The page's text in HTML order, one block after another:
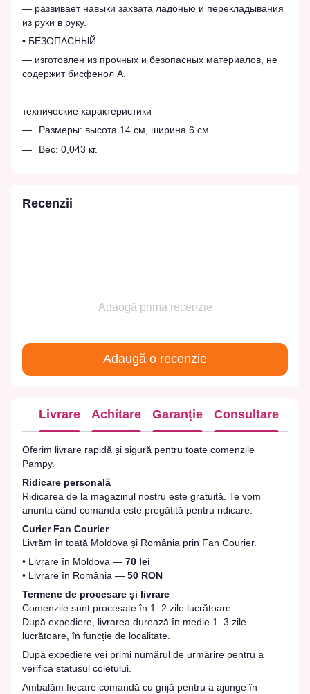
— развивает навыки захвата ладонью и перекладывания
из руки в руку.
• БЕЗОПАСНЫЙ:
— изготовлен из прочных и безопасных материалов, не
содержит бисфенол А.
технические характеристики
Размеры: высота 14 см, ширина 6 см
Вес: 0,043 кг.
Recenzii
Adaogă prima recenzie
Adaugă o recenzie
Livrare Achitare Garanție Consultare
Oferim livrare rapidă și sigură pentru toate comenzile
Pampy.
Ridicare personală
Ridicarea de la magazinul nostru este gratuită. Te vom
anunța când comanda este pregătită pentru ridicare.
Curier Fan Courier
Livrăm în toată Moldova și România prin Fan Courier.
• Livrare în Moldova — 70 lei
• Livrare în România — 50 RON
Termene de procesare și livrare
Comenzile sunt procesate în 1–2 zile lucrătoare.
După expediere, livrarea durează în medie 1–3 zile
lucrătoare, în funcție de localitate.
După expediere vei primi numărul de urmărire pentru a
verifica statusul coletului.
Ambalăm fiecare comandă cu grijă pentru a ajunge în